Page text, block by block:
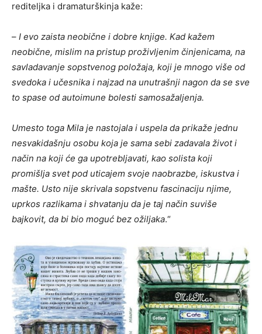
rediteljka i dramaturškinja kaže:
– I evo zaista neobične i dobre knjige. Kad kažem
neobične, mislim na pristup proživljenim činjenicama, na
savladavanje sopstvenog položaja, koji je mnogo više od
svedoka i učesnika i najzad na unutrašnji nagon da se sve
to spase od autoimune bolesti samosažaljenja.
Umesto toga Mila je nastojala i uspela da prikaže jednu
nesvakidašnju osobu koja je sama sebi zadavala život i
način na koji će ga upotrebljavati, kao solista koji
promišlja svet pod uticajem svoje naobrazbe, iskustva i
mašte. Usto nije skrivala sopstvenu fascinaciju njime,
uprkos razlikama i shvatanju da je taj način suviše
bajkovit, da bi bio moguć bez ožiljaka.“